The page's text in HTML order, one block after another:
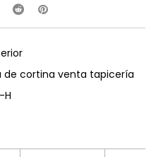
de cortina venta tapicería
H